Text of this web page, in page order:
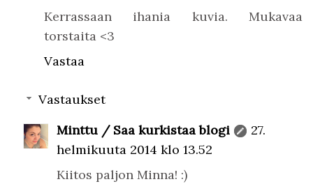
Kerrassaan ihania kuvia. Mukavaa
torstaita <3
Vastaa
Vastaukset
Minttu / Saa kurkistaa blogi
27.
helmikuuta 2014 klo 13.52
Kiitos paljon Minna! :)